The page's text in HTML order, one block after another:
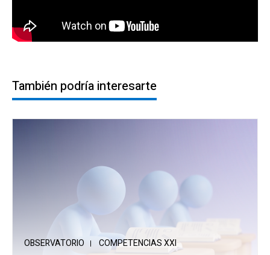
También podría interesarte
OBSERVATORIO COMPETENCIAS XXI